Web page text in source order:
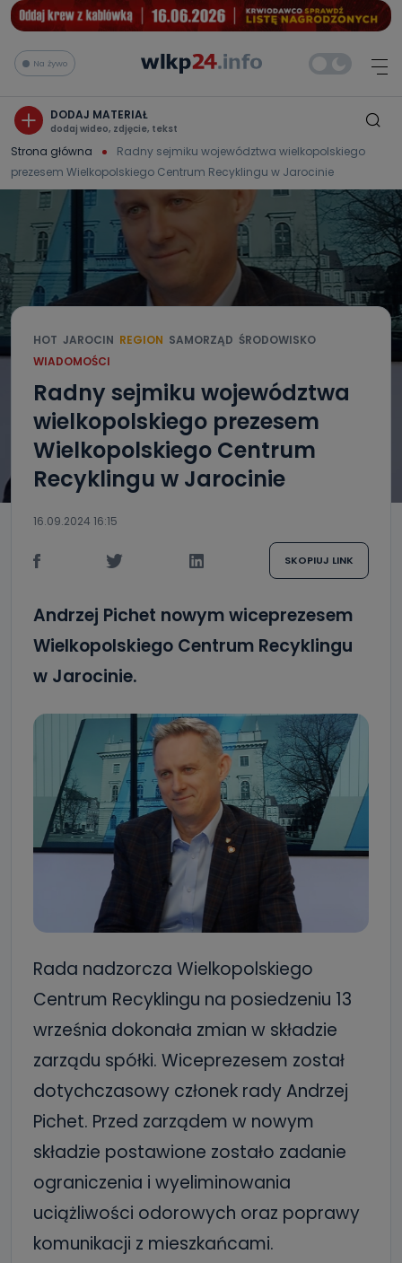
Na żywo
DODAJ MATERIAŁ
dodaj wideo, zdjęcie, tekst
Strona główna
Radny sejmiku województwa wielkopolskiego
prezesem Wielkopolskiego Centrum Recyklingu w Jarocinie
HOT JAROCIN REGION SAMORZĄD ŚRODOWISKO
WIADOMOŚCI
Radny sejmiku województwa
wielkopolskiego prezesem
Wielkopolskiego Centrum
Recyklingu w Jarocinie
16.09.2024 16:15
SKOPIUJ LINK
Andrzej Pichet nowym wiceprezesem
Wielkopolskiego Centrum Recyklingu
w Jarocinie.
Rada nadzorcza Wielkopolskiego
Centrum Recyklingu na posiedzeniu 13
września dokonała zmian w składzie
zarządu spółki. Wiceprezesem został
dotychczasowy członek rady Andrzej
Pichet. Przed zarządem w nowym
składzie postawione zostało zadanie
ograniczenia i wyeliminowania
uciążliwości odorowych oraz poprawy
komunikacji z mieszkańcami.